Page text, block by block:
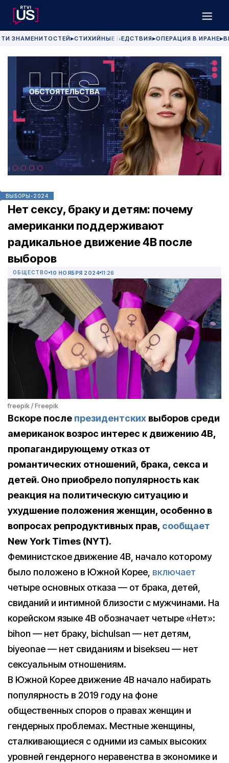
ЗНАМЕНИТОСТЕЙ▶СТИХИЙНЫЕ БЕДСТВИЯ▶ОПЕРАЦИЯ В ИРАНЕ▶
ВЫБОРЫ-2024
Нет сексу, браку и детям: почему
американки поддерживают
радикальное движение 4B после
выборов
ОБЩЕСТВО 10 НОЯБРЯ 2024 11:26
freepik / Freepik
Вскоре после президентских выборов среди
американок возрос интерес к движению 4В,
пропагандирующему отказ от
романтических отношений, брака, секса и
детей. Оно приобрело популярность как
реакция на политическую ситуацию и
ухудшение положения женщин, особенно в
вопросах репродуктивных прав, сообщает
New York Times (NYT).
Феминистское движение 4B, начало которому
было положено в Южной Корее, включает
четыре основных отказа — от брака, детей,
свиданий и интимной близости с мужчинами. На
корейском языке 4B обозначает четыре «Нет»:
bihon — нет браку, bichulsan — нет детям,
biyeonae — нет свиданиям и bisekseu — нет
сексуальным отношениям.
В Южной Корее движение 4B начало набирать
популярность в 2019 году на фоне
общественных споров о правах женщин и
гендерных проблемах. Местные женщины,
сталкивающиеся с одними из самых высоких
уровней гендерного неравенства в экономике и